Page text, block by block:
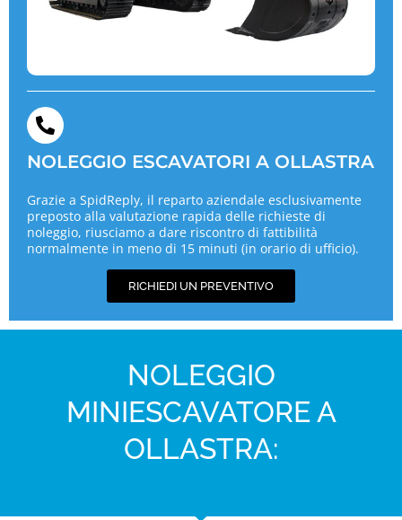
NOLEGGIO ESCAVATORI A OLLASTRA
Grazie a SpidReply, il reparto aziendale esclusivamente
preposto alla valutazione rapida delle richieste di
noleggio, riusciamo a dare riscontro di fattibilità
normalmente in meno di 15 minuti (in orario di ufficio).
RICHIEDI UN PREVENTIVO
NOLEGGIO
MINIESCAVATORE A
OLLASTRA: